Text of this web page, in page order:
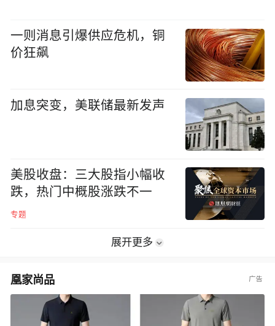
一则消息引爆供应危机，铜
价狂飙
加息突变，美联储最新发声
美股收盘：三大股指小幅收
跌，热门中概股涨跌不一
专题
展开更多
凰家尚品